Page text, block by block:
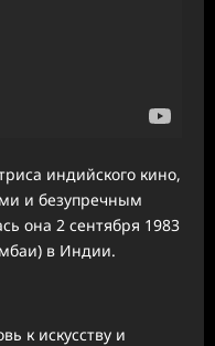
индийского кино,
и безупречным
она 2 сентября 1983
в Индии.
к искусству и